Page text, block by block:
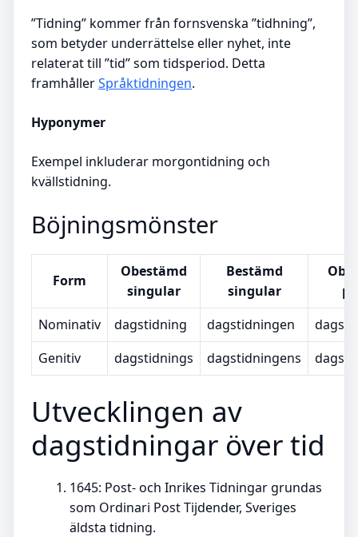
”Tidning” kommer från fornsvenska ”tidhning”,
som betyder underrättelse eller nyhet, inte
relaterat till ”tid” som tidsperiod. Detta
framhållerSpråktidningen.
Hyponymer
Exempel inkluderar morgontidning och
kvällstidning.
Böjningsmönster
Form
Obestämd
singular
Bestämd
singular
Nominativ
dagstidning dagstidningen
Genitiv
dagstidnings dagstidningens
Utvecklingen av
dagstidningar över tid
1645: Post- och Inrikes Tidningar grundas
som Ordinari Post Tijdender, Sveriges
äldsta tidning.